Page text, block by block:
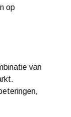
op
van